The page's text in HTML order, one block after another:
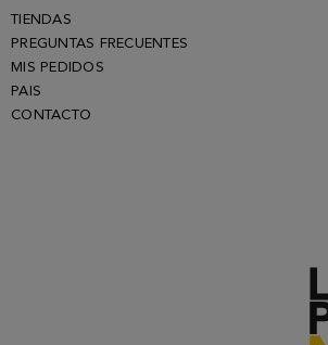
TIENDAS
PREGUNTAS FRECUENTES
MIS PEDIDOS
PAIS
CONTACTO